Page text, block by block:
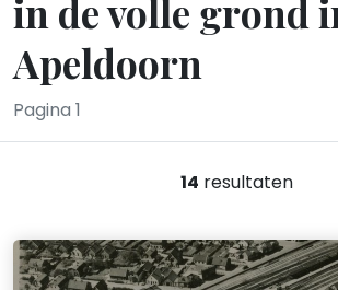
in de volle grond
Apeldoorn
Pagina 1
14 resultaten